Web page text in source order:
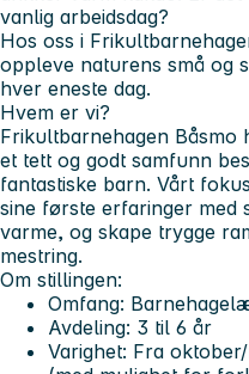
vanlig arbeidsdag?
Hos oss i
oppleve naturens små og
hver eneste dag.
Hvem er vi?
Frikultbarnehagen Båsmo
et tett og godt samfunn
fantastiske barn. Vårt
sine første erfaringer med
varme, og skape trygge
mestring.
Om stillingen:
Omfang:
Avdeling: 3 til 6 år
Varighet: Fra